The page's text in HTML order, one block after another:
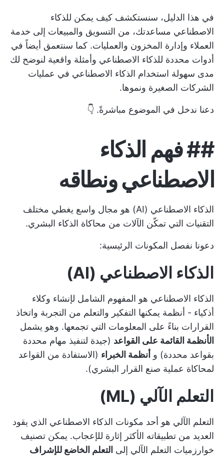
في هذا الدليل، سنستكشف كيف يمكن للذكاء
الاصطناعي مساعدتك، من التسويق والمبيعات إلى خدمة
العملاء وإدارة المخزون والعمليات. كما سنتعمق أيضاً في
أدوات محددة للذكاء الاصطناعي وأمثلة واقعية لنوضح لك
مدى سهولة استخدام الذكاء الاصطناعي في عمليات
الشركات الصغيرة ونموها.
دعنا ندخل في الموضوع مباشرةً. 👇
##فهم الذكاء
الاصطناعي ونطاقه
الذكاء الاصطناعي (AI) هو مجال واسع يغطي مختلف
التقنيات التي تمكّن الآلات من محاكاة الذكاء البشري.
دعونا نفصل المكونات الرئيسية:
الذكاء الاصطناعي (AI)
الذكاء الاصطناعي هو المفهوم الشامل لإنشاء وكلاء
أذكياء - أنظمة يمكنها التفكير والتعلم من التجربة واتخاذ
القرارات بناءً على المعلومات التي تجمعها. وهو يشمل
الأنظمة القائمة على القواعد (جيدة لتنفيذ مهام محددة
بقواعد محددة) و أنظمة الخبراء (الاستفادة من القواعد
لمحاكاة عملية صنع القرار البشري).
التعلم الآلي (ML)
التعلم الآلي هو أحد مكونات الذكاء الاصطناعي الذي يقود
العديد من تطبيقاته الأكثر إثارة للإعجاب. يمكن تصنيف
خوارزميات التعلم الآلي إلى التعلم الخاضع للإشراف